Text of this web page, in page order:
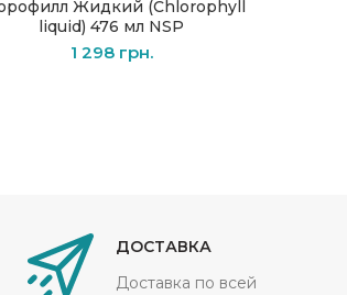
В КОРЗИНУ
Жидкий (Chlorophyll
liquid) 476 мл NSP
1 298 грн.
ДОСТАВКА
Доставка по всей